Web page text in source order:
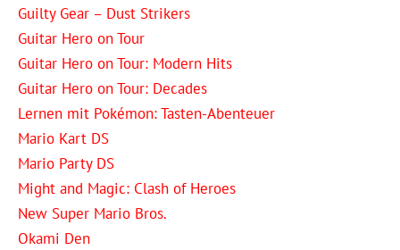
Guilty Gear – Dust Strikers
Guitar Hero on Tour
Guitar Hero on Tour: Modern Hits
Guitar Hero on Tour: Decades
Lernen mit Pokémon: Tasten-Abenteuer
Mario Kart DS
Mario Party DS
Might and Magic: Clash of Heroes
New Super Mario Bros.
Okami Den